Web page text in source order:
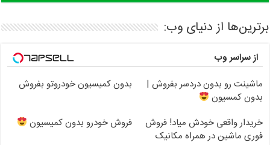
برترین‌ها از دنیای وب:
از سراسر وب
ماشینت رو بدون دردسر بفروش |
بدون کمسیون
بدون کمیسیون خودروتو بفروش
خریدار واقعی خودش میاد! فروش
فوری ماشین در همراه مکانیک
فروش خودرو بدون کمیسیون